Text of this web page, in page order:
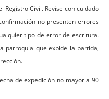
Civil. Revise con cuidado
no presenten errores
tipo de error de escritura.
parroquia que expide la partida,
de expedición no mayor a 90